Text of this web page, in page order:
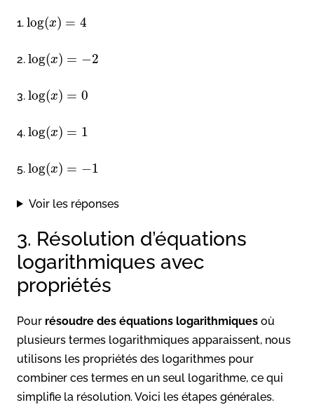
1. log(x) = 4
2. log(x) = −2
3. log(x) = 0
4. log(x) = 1
5. log(x) = −1
Voir les réponses
3. Résolution d’équations
logarithmiques avec
propriétés
Pour résoudre des équations logarithmiques où
plusieurs termes logarithmiques apparaissent, nous
utilisons les propriétés des logarithmes pour
combiner ces termes en un seul logarithme, ce qui
simplifie la résolution. Voici les étapes générales.